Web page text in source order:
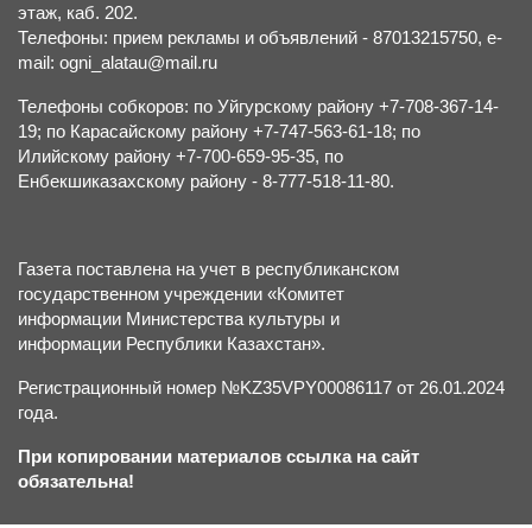
этаж, каб. 202.
Телефоны: прием рекламы и объявлений - 87013215750, e-
mail: ogni_alatau@mail.ru
Телефоны собкоров: по Уйгурскому району +7-708-367-14-
19; по Карасайскому району +7-747-563-61-18; по
Илийскому району +7-700-659-95-35, по
Енбекшиказахскому району - 8-777-518-11-80.
Газета поставлена на учет в республиканском
государственном учреждении «Комитет
информации Министерства культуры и
информации Республики Казахстан».
Регистрационный номер №KZ35VPY00086117 от 26.01.2024
года.
При копировании материалов ссылка на сайт
обязательна!